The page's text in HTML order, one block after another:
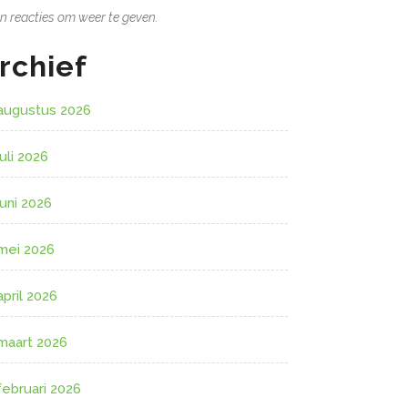
reacties om weer te geven.
2026
2026
2026
2026
2026
2026
2026